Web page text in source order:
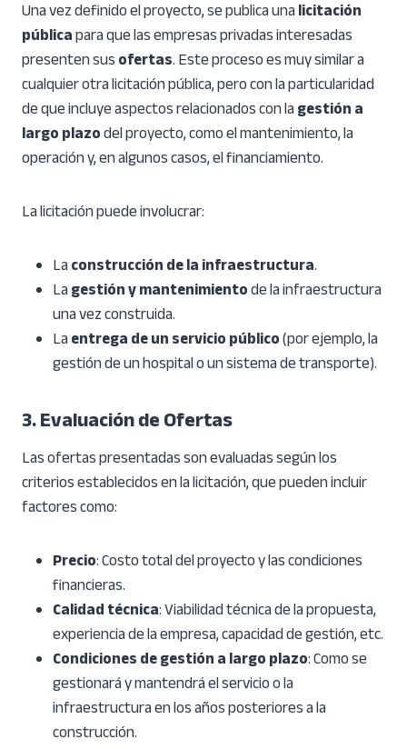
Una vez definido el proyecto, se publica unalicitación
públicapara que las empresas privadas interesadas
presenten susofertas. Este proceso es muy similar a
cualquier otra licitación pública, pero con la particularidad
de que incluye aspectos relacionados con lagestión a
largo plazodel proyecto, como el mantenimiento, la
operación y, en algunos casos, el financiamiento.
La licitación puede involucrar:
Laconstrucción de la infraestructura.
Lagestión y mantenimientode la infraestructura
una vez construida.
Laentrega de un servicio público(por ejemplo, la
gestión de un hospital o un sistema de transporte).
3. Evaluación de Ofertas
Las ofertas presentadas son evaluadas según los
criterios establecidos en la licitación, que pueden incluir
factores como:
Precio: Costo total del proyecto y las condiciones
financieras.
Calidad técnica: Viabilidad técnica de la propuesta,
experiencia de la empresa, capacidad de gestión, etc.
Condiciones de gestión a largo plazo: Como se
gestionará y mantendrá el servicio o la
infraestructura en los años posteriores a la
construcción.